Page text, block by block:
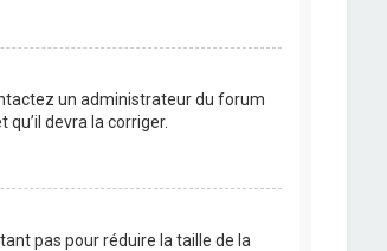
un administrateur du forum
devra la corriger.
pas pour réduire la taille de la